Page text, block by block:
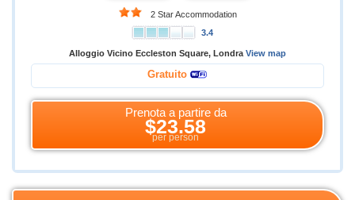
2 Star Accommodation
3.4
Alloggio Vicino Eccleston Square, Londra View map
Gratuito
Prenota a partire da
$23.58
per person